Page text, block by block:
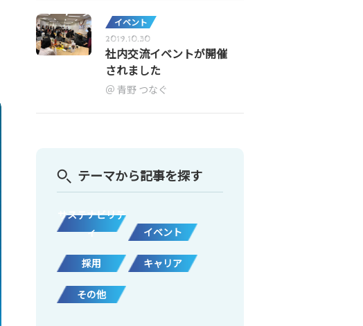
イベント
2019.10.30
社内交流イベントが開催
されました
青野 つなぐ
テーマから記事を探す
サステナビリテ
ィ
イベント
採用 キャリア
その他